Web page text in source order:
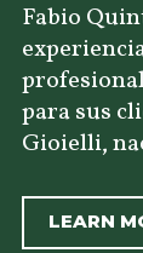
Fabio
para sus
Gioielli,
LEARN